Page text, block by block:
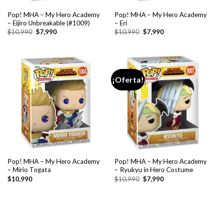
Pop! MHA – My Hero Academy
– Eijiro Unbreakable (#1009)
$10,990 El
precio
$10,990.
$7,990El
$7,990.
Pop! MHA – My Hero Academy
– Eri
$10,990 El
precio
$10,990.
$7,990El
$7,990.
Pop! MHA – My Hero Academy
– Mirio Togata
$10,990
¡Oferta!
Pop! MHA – My Hero Academy
– Ryukyu in Hero Costume
$10,990 El
precio
$7,990El